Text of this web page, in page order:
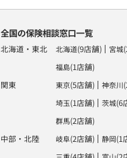
全国の保険相談窓口一覧
北海道・東北 北海道(9店舗) 宮城
福島(1店舗)
関東
東京(5店舗) 神奈川
埼玉(1店舗) 茨城(6
群馬(2店舗)
中部・北陸
岐阜(2店舗) 静岡(1